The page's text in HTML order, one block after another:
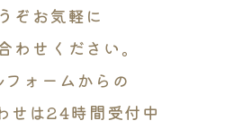
ぞお気軽に
わせください。
フォームからの
せは24時間受付中